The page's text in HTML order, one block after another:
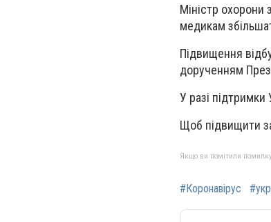
Міністр охорони
медикам
Підвищення
дорученням
У разі
Щоб підвищити
Якщо ви помітили помилку,
#Коронавірус